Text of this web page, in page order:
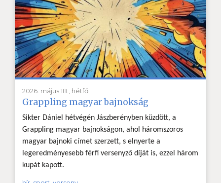
2026. május 18., hétfő
Grappling magyar bajnokság
Sikter Dániel hétvégén Jászberényben küzdött, a
Grappling magyar bajnokságon, ahol háromszoros
magyar bajnoki címet szerzett, s elnyerte a
legeredményesebb férfi versenyző díját is, ezzel három
kupát kapott.